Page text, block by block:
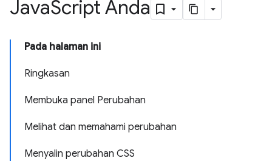
JavaScript Anda
Pada halaman ini
Ringkasan
Membuka panel Perubahan
Melihat dan memahami perubahan
Menyalin perubahan CSS